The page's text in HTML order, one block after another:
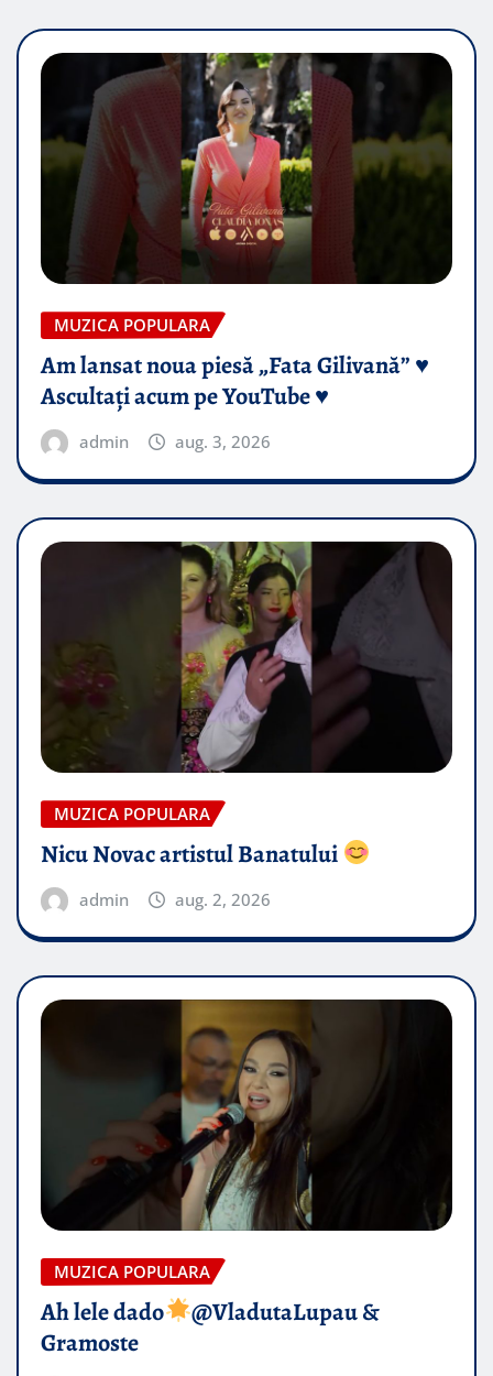
MUZICA POPULARA
Am lansat noua piesă „Fata Gilivană” ♥️
Ascultați acum pe YouTube ♥️
admin aug. 3, 2026
MUZICA POPULARA
Nicu Novac artistul Banatului
admin aug. 2, 2026
MUZICA POPULARA
Ah lele dado​
@VladutaLupau &
Gramoste